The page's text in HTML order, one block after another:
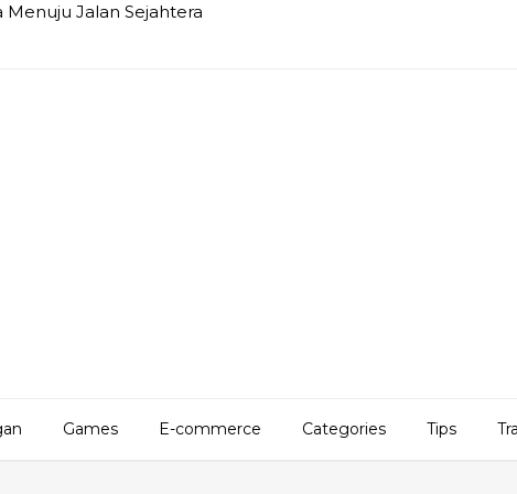
Menuju Jalan Sejahtera
Games E-commerce Categories Tips